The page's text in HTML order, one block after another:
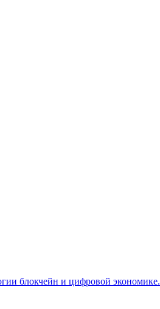
блокчейн и цифровой экономике.